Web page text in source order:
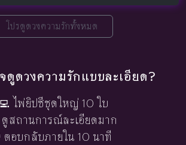
โปรดูดวงความรักทั้งหมด
ดูดวงความรักแบบละเอียด?
ไพ่ยิปซีชุดใหญ่ 10 ใบ
สถานการณ์ละเอียดมาก
อบกลับภายใน 10 นาที